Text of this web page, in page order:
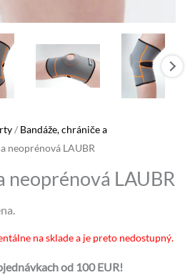
/ Bandáže, chrániče a
neoprénová LAUBR
neoprénová LAUBR
na sklade a je preto nedostupný.
od 100 EUR!